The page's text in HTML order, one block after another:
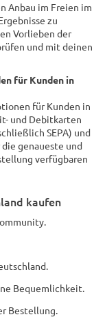
Anbau im Freien im
zu
Vorlieben der
und mit deinen
für Kunden in
für Kunden in
und Debitkarten
SEPA) und
genaueste und
verfügbaren
kaufen
Bequemlichkeit.
Bestellung.